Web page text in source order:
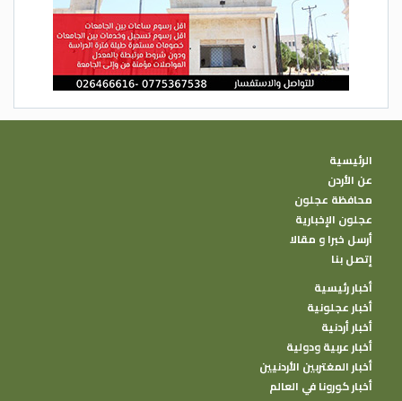
الرئيسية
عن الأردن
محافظة عجلون
عجلون الإخبارية
أرسل خبرا و مقالا
إتصل بنا
أخبار رئيسية
أخبار عجلونية
أخبار أردنية
أخبار عربية ودولية
أخبار المغتربين الأردنيين
أخبار كورونا في العالم